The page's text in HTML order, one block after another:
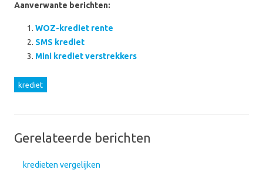
Aanverwante berichten:
WOZ-krediet rente
SMS krediet
Mini krediet verstrekkers
krediet
Gerelateerde berichten
kredieten vergelijken